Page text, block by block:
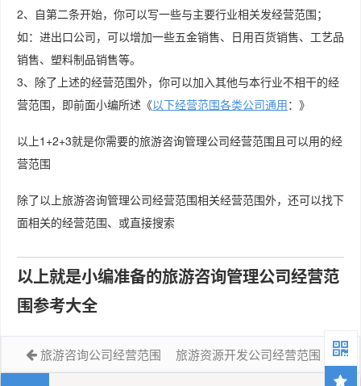
2、自第二条开始，你可以写一些与主要行业相关发经营范围；
如：进出口公司，可以增加一些五金销售、日用百货销售、工艺品
销售、塑料制品销售等。
3、除了上述的经营范围外，你可以加入其他与本行业不相干的经
营范围，即前面小编所述《以下经营范围各类公司通用：》
以上1+2+3就是你需要的旅游咨询管理公司经营范围且可以用的经
营范围
除了以上旅游咨询管理公司经营范围相关经营范围外，还可以找下
面相关的经营范围、或直接搜索
以上就是小编准备的旅游咨询管理公司经营范
围参考大全
旅游咨询公司经营范围 旅游资源开发公司经营范围